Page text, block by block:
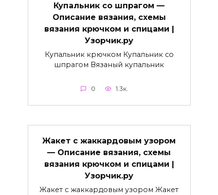
Купальник со шпрагом —
Описание вязания, схемы
вязания крючком и спицами |
Узорчик.ру
Купальник крючком Купальник со
шпрагом Вязаный купальник
0 1.3к.
Жакет с жаккардовым узором
— Описание вязания, схемы
вязания крючком и спицами |
Узорчик.ру
Жакет с жаккардовым узором Жакет